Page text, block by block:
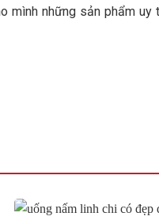
mình những sản phẩm uy